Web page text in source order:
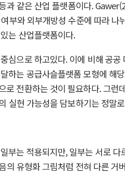
같은 산업 플랫폼이다.
부와 외부개방성 수준에 따라 나
는 산업플랫폼이다.
심으로 하고있다. 이에 비해 공
하는 공급사슬플랫폼 모형에 해
전환하는 것이 필요하다. 그런
실현 가능성을 담보하기는 정말
는 적용되지만, 일부는 서로 다
유형화 그림처럼 전혀 다른 거